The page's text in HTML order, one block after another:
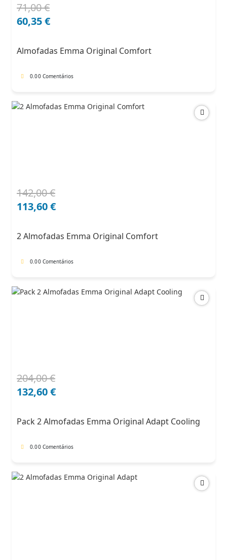
71,00€
O
preço
71,00 €.
60,35€
O
preço
60,35 €.
Almofadas Emma Original Comfort
0.00 Comentários
142,00€
O
preço
142,00 €.
113,60€
O
preço
113,60 €.
2 Almofadas Emma Original Comfort
0.00 Comentários
204,00€
O
preço
204,00 €.
132,60€
O
preço
132,60 €.
Pack 2 Almofadas Emma Original Adapt Cooling
0.00 Comentários